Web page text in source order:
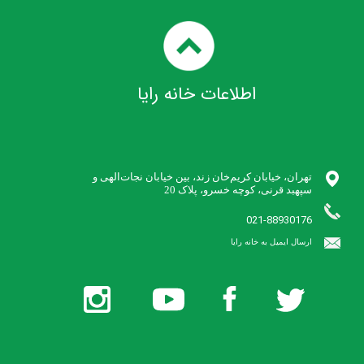
اطلاعات خانه رایا
تهران، خیابان کریم‌خان زند،‌ بین خیابان نجات‌الهی و
021-88930176
​ارسال ایمیل به خانه رایا